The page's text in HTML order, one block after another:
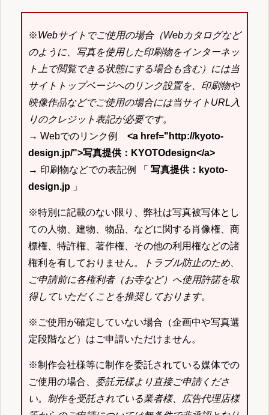
※Webサイトでご使用の場合（Webカタログなど
のように、写真を使用した印刷物をインターネッ
ト上で閲覧できる状態にする場合も含む）には当
サイトトップページへのリンク設置を、印刷物や
映像作品などでご使用の場合には当サイトURL入
りのクレジット表記が必要です。
→ Webでのリンク例 <a href="http://kyoto-
design.jp/">写真提供：KYOTOdesign</a>
→ 印刷物などでの表記例 「 写真提供：kyoto-
design.jp 」
※特別に記載のない限り、弊社は写真被写体とし
ての人物、建物、物品、などに関する肖像権、商
標権、特許権、著作権、その他の利用権などの諸
権利を有しておりません。
トラブル防止のため、
ご申請前に各権利者（お寺など）へ使用許諾を取
得していただくことを推奨しております。
※ご使用が確定していない場合（企画中や写真選
定段階など）はご申請いただけません。
※制作会社様等に制作を委託されている媒体での
ご使用の場合、 委託元様より直接ご申請くださ
い。 制作を受託されている業者様、広告代理店様